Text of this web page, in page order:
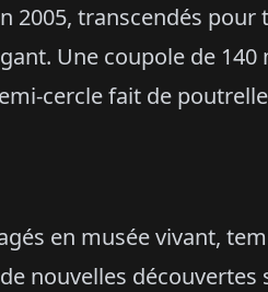
2005, transcendés
Une coupole de
cercle fait de
en musée vivant,
nouvelles